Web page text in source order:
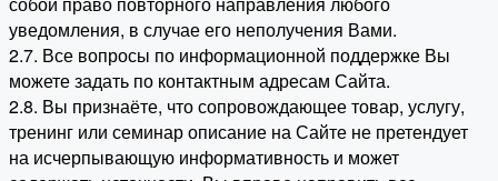
уведомления, в случае его неполучения Вами.
2.7. Все вопросы по информационной поддержке Вы
можете задать по контактным адресам Сайта.
2.8. Вы признаёте, что сопровождающее товар, услугу,
тренинг или семинар описание на Сайте не претендует
на исчерпывающую информативность и может